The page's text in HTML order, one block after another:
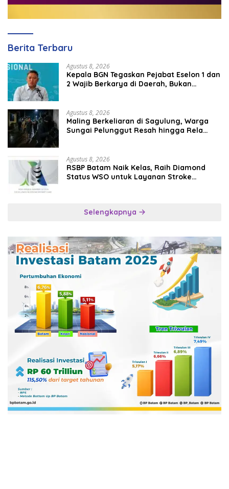
Berita Terbaru
Agustus 8, 2026
Kepala BGN Tegaskan Pejabat Eselon 1 dan
2 Wajib Berkarya di Daerah, Bukan
Agustus 8, 2026
Maling Berkeliaran di Sagulung, Warga
Sungai Pelunggut Resah hingga Rela
Agustus 8, 2026
RSBP Batam Naik Kelas, Raih Diamond
Status WSO untuk Layanan Stroke
Selengkapnya